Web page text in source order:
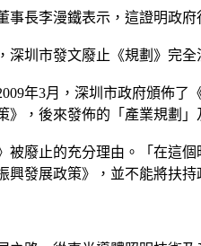
長李漫鐵表示，這證明政
圳市發文廢止《規劃》完
年3月，深圳市政府頒佈了
，後來發佈的「產業規劃
被廢止的充分理由。「在這
興發展政策》，並不能將扶